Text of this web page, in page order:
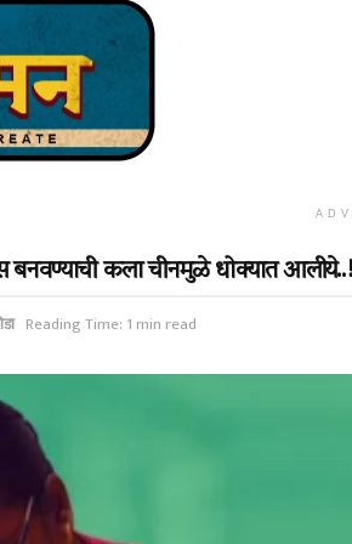
बनवण्याची कला चीनमुळे धोक्यात आलीये..!
Reading Time: 1 min read